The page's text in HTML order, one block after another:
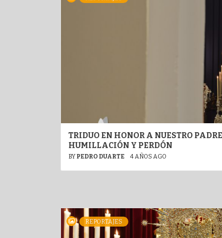
TRIDUO EN HONOR A NUESTRO
HUMILLACIÓN Y PERDÓN
BY PEDRO DUARTE 4 AÑOS AGO
REPORTAJES